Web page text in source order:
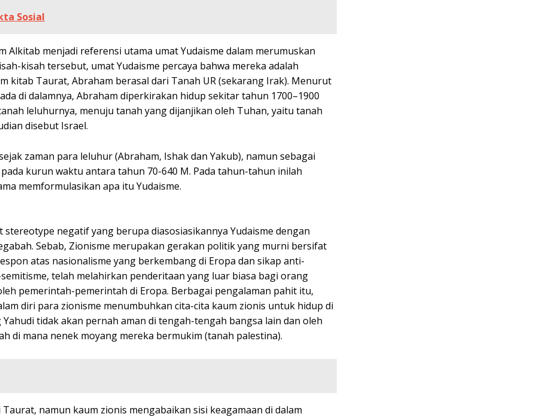
Sosial
Alkitab menjadi referensi utama umat Yudaisme dalam merumuskan
kisah tersebut, umat Yudaisme percaya bahwa mereka adalah
kitab Taurat, Abraham berasal dari Tanah UR (sekarang Irak). Menurut
di dalamnya, Abraham diperkirakan hidup sekitar tahun 1700–1900
leluhurnya, menuju tanah yang dijanjikan oleh Tuhan, yaitu tanah
disebut Israel.
zaman para leluhur (Abraham, Ishak dan Yakub), namun sebagai
kurun waktu antara tahun 70-640 M. Pada tahun-tahun inilah
memformulasikan apa itu Yudaisme.
negatif yang berupa diasosiasikannya Yudaisme dengan
Sebab, Zionisme merupakan gerakan politik yang murni bersifat
atas nasionalisme yang berkembang di Eropa dan sikap anti-
telah melahirkan penderitaan yang luar biasa bagi orang
pemerintah-pemerintah di Eropa. Berbagai pengalaman pahit itu,
diri para zionisme menumbuhkan cita-cita kaum zionis untuk hidup di
tidak akan pernah aman di tengah-tengah bangsa lain dan oleh
di mana nenek moyang mereka bermukim (tanah palestina).
namun kaum zionis mengabaikan sisi keagamaan di dalam